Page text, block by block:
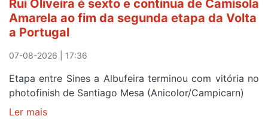
Rui Oliveira é sexto e continua de Camisola
Amarela ao fim da segunda etapa da Volta
a Portugal
07-08-2026 | 17:36
Etapa entre Sines a Albufeira terminou com vitória no
photofinish de Santiago Mesa (Anicolor/Campicarn)
Ler mais